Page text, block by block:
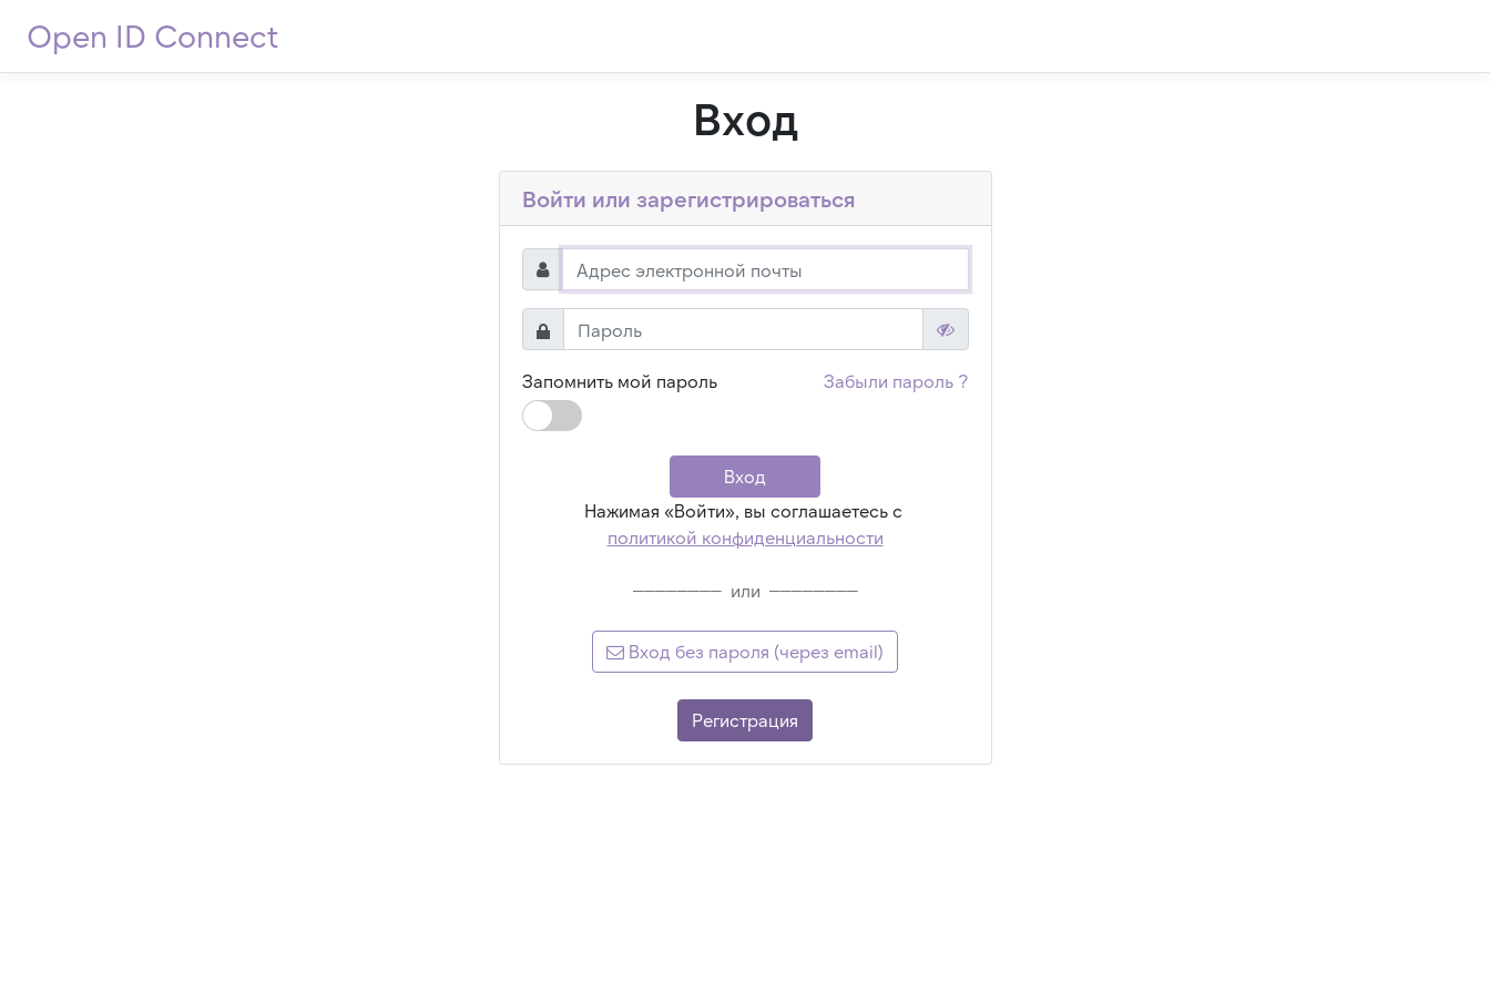
Open ID Connect
Вход
Войти или зарегистрироваться
Запомнить мой пароль Забыли пароль ?
Вход
Нажимая «Войти», вы соглашаетесь с
политикой конфиденциальности
———————— или ————————
Вход без пароля (через email)
Регистрация